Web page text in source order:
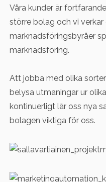
Våra kunder är
större bolag och vi
marknadsföringsbyråer
marknadsföring.
Att jobba med olika
belysa utmaningar ur
kontinuerligt lär oss nya
bolagen viktiga för oss.